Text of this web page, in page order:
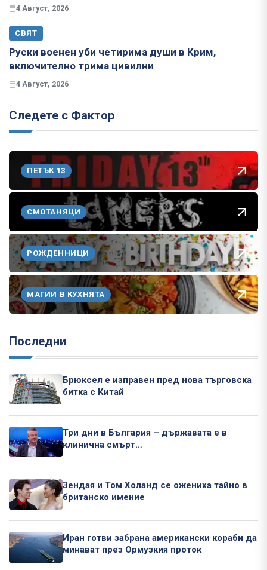
4 Август, 2026
СВЯТ
Руски военен уби четирима души в Крим,
включително трима цивилни
4 Август, 2026
Следете с Фактор
ПЕТЪК 13
СМОТАНЯЦИ
РОЖДЕННИЦИ
МАГИИ В КУХНЯТА
Последни
Брюксел е изправен пред нова търговска
битка с Китай
Три дни в България – държавата е в
клинична смърт…
Зендая и Том Холанд се ожениха тайно в
британско имение
Иран готви забрана американски кораби да
минават през Ормузкия проток